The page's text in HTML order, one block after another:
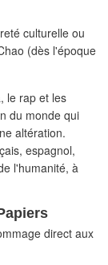
culturelle ou
(dès l'époque
le rap et les
du monde qui
altération.
espagnol,
l'humanité, à
direct aux